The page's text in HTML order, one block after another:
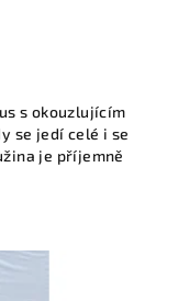
s okouzlujícím
se jedí celé i se
je příjemně